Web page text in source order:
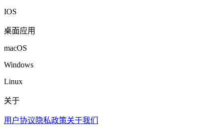
IOS
桌面应用
macOS
Windows
Linux
关于
用户协议 隐私政策关于我们